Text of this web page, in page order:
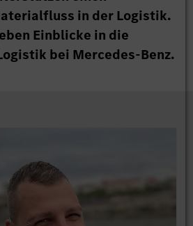
in der Logistik.
Einblicke in die
bei Mercedes-Benz.